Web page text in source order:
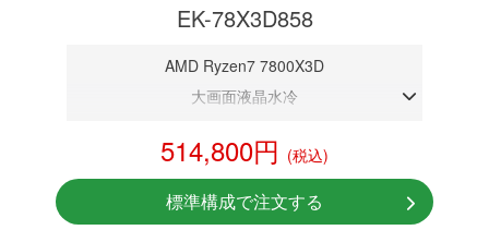
EK-78X3D858
AMD Ryzen7 7800X3D
大画面液晶水冷
RTX 5080 16GB
NVMeSSD 1TB
無線LAN Bluetooth対応
514,800円 (税込)
標準構成で注文する